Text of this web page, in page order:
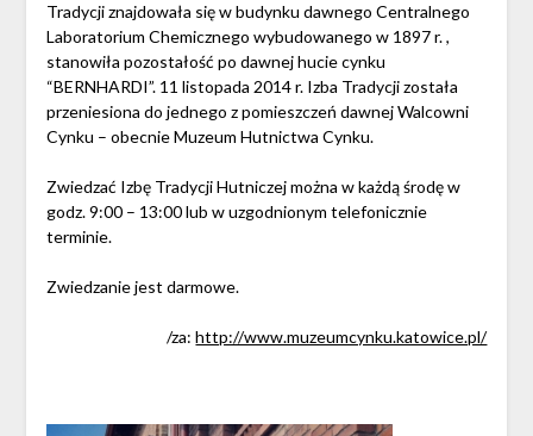
Tradycji znajdowała się w budynku dawnego Centralnego
Laboratorium Chemicznego wybudowanego w 1897 r. ,
stanowiła pozostałość po dawnej hucie cynku
“BERNHARDI”. 11 listopada 2014 r. Izba Tradycji została
przeniesiona do jednego z pomieszczeń dawnej Walcowni
Cynku – obecnie Muzeum Hutnictwa Cynku.
Zwiedzać Izbę Tradycji Hutniczej można w każdą środę w
godz. 9:00 – 13:00 lub w uzgodnionym telefonicznie
terminie.
Zwiedzanie jest darmowe.
/za:http://www.muzeumcynku.katowice.pl/